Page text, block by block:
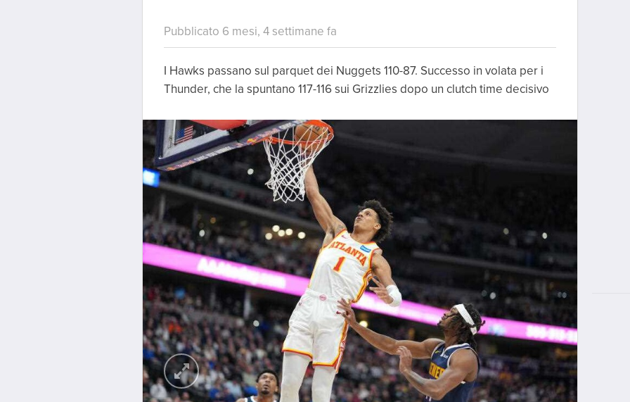
Pubblicato 6 mesi, 4 settimane fa
I Hawks passano sul parquet dei Nuggets 110-87. Successo in volata per i
Thunder, che la spuntano 117-116 sui Grizzlies dopo un clutch time decisivo